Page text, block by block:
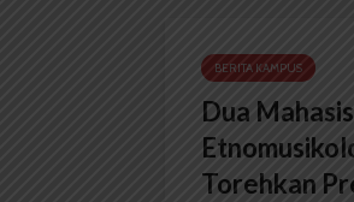
BERITA KAMPUS
Dua
Torehkan